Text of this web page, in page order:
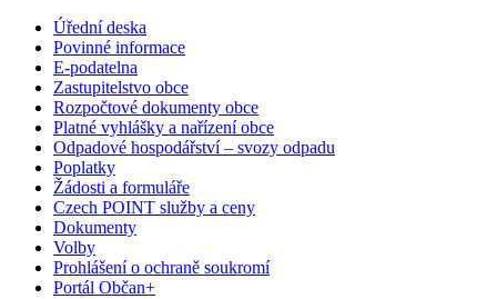
Úřední deska
Povinné informace
E-podatelna
Zastupitelstvo obce
Rozpočtové dokumenty obce
Platné vyhlášky a nařízení obce
Odpadové hospodářství – svozy odpadu
Poplatky
Žádosti a formuláře
Czech POINT služby a ceny
Dokumenty
Volby
Prohlášení o ochraně soukromí
Portál Občan+